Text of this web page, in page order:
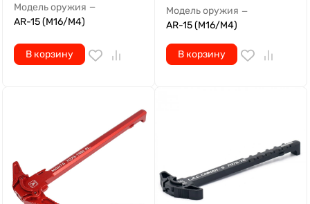
Модель оружия —
AR-15 (M16/M4)
В корзину
Модель оружия —
AR-15 (M16/M4)
В корзину